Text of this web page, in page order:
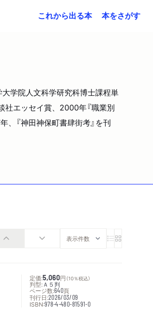
これから出る本 本をさがす
学院人文科学研究科博士課程単
社エッセイ賞、2000年『職業別
、『神田神保町書肆街考』を刊
定価:5,060円 （10％税込）
判型: Ａ５判
ページ数:640頁
刊行日:2026/03/09
ISBN:978-4-480-81591-0